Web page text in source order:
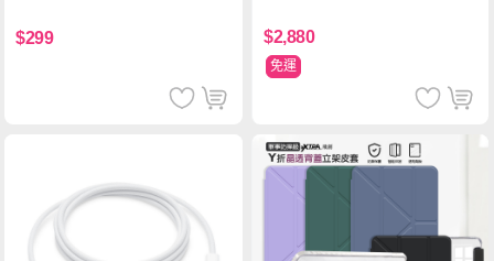
$299 $2,880
免運